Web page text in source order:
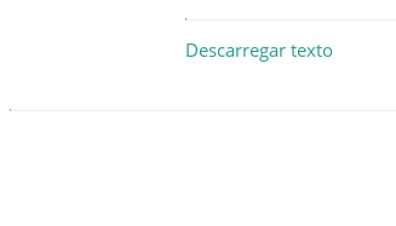
Descarregar texto